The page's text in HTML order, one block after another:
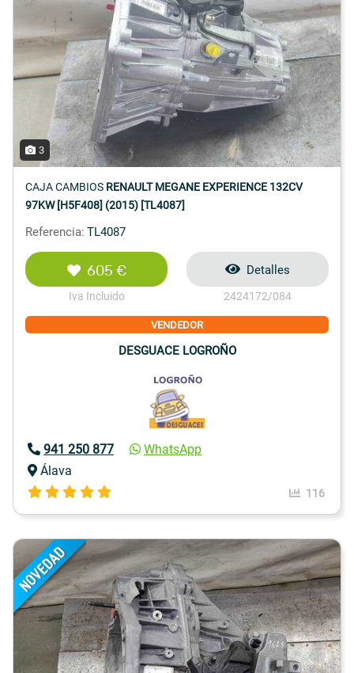
3
CAJA CAMBIOS RENAULT MEGANE EXPERIENCE 132CV
97KW [H5F408] (2015) [TL4087]
Referencia: TL4087
605 €
Iva Incluido
Detalles
2424172/084
VENDEDOR
DESGUACE LOGROÑO
941 250 877
WhatsApp
Álava
116